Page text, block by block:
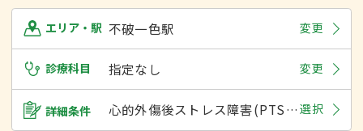
エリア・駅 不破一色駅 変更
診療科目 指定なし 変更
詳細条件 心的外傷後ストレス障害(PTSD) 選択